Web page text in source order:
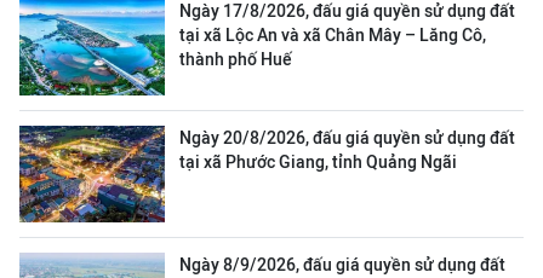
Ngày 17/8/2026, đấu giá quyền sử dụng đất
tại xã Lộc An và xã Chân Mây – Lăng Cô,
thành phố Huế
Ngày 20/8/2026, đấu giá quyền sử dụng đất
tại xã Phước Giang, tỉnh Quảng Ngãi
Ngày 8/9/2026, đấu giá quyền sử dụng đất